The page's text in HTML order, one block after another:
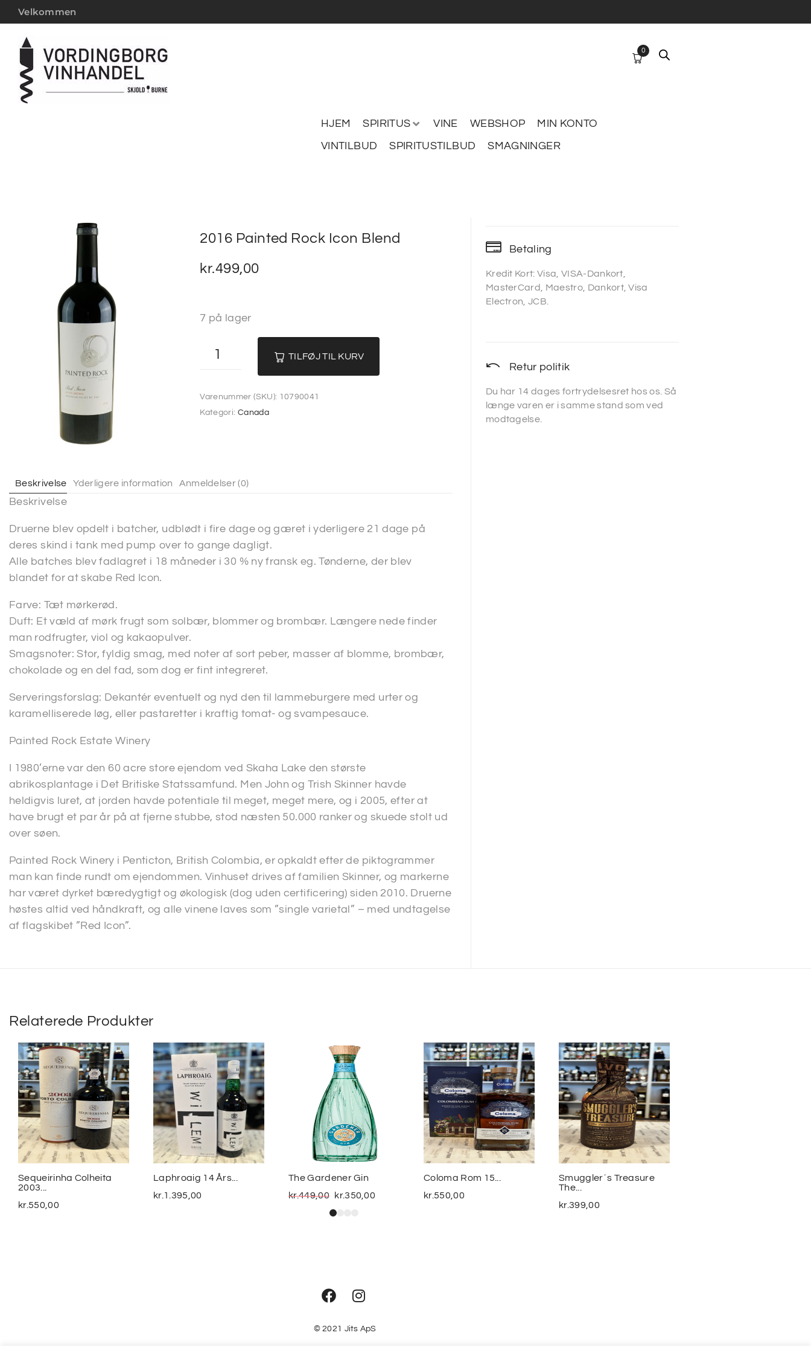
Velkommen
HJEM SPIRITUS VINE WEBSHOP
MIN KONTO
VINTILBUD
SPIRITUSTILBUD SMAGNINGER
0
2016 Painted Rock Icon Blend
kr.499,00
7 på lager
TILFØJ TIL KURV
Varenummer (SKU): 10790041
Kategori: Canada
Beskrivelse Yderligere information Anmeldelser (0)
Beskrivelse
Druerne blev opdelt i batcher, udblødt i fire dage og gæret i yderligere 21 dage på
deres skind i tank med pump over to gange dagligt.
Alle batches blev fadlagret i 18 måneder i 30 % ny fransk eg. Tønderne, der blev
blandet for at skabe Red Icon.
Farve: Tæt mørkerød.
Duft: Et væld af mørk frugt som solbær, blommer og brombær. Længere nede finder
man rodfrugter, viol og kakaopulver.
Smagsnoter: Stor, fyldig smag, med noter af sort peber, masser af blomme, brombær,
chokolade og en del fad, som dog er fint integreret.
Serveringsforslag: Dekantér eventuelt og nyd den til lammeburgere med urter og
karamelliserede løg, eller pastaretter i kraftig tomat- og svampesauce.
Painted Rock Estate Winery
I 1980’erne var den 60 acre store ejendom ved Skaha Lake den største
abrikosplantage i Det Britiske Statssamfund. Men John og Trish Skinner havde
heldigvis luret, at jorden havde potentiale til meget, meget mere, og i 2005, efter at
have brugt et par år på at fjerne stubbe, stod næsten 50.000 ranker og skuede stolt ud
over søen.
Painted Rock Winery i Penticton, British Colombia, er opkaldt efter de piktogrammer
man kan finde rundt om ejendommen. Vinhuset drives af familien Skinner, og markerne
har været dyrket bæredygtigt og økologisk (dog uden certificering) siden 2010. Druerne
høstes altid ved håndkraft, og alle vinene laves som ”single varietal” – med undtagelse
af flagskibet ”Red Icon”.
Betaling
Kredit Kort: Visa, VISA-Dankort,
MasterCard, Maestro, Dankort, Visa
Electron, JCB.
Retur politik
Du har 14 dages fortrydelsesret hos os. Så
længe varen er i samme stand som ved
modtagelse.
Relaterede Produkter
Sequeirinha Colheita
2003...
kr.550,00
Laphroaig 14 Års...
kr.1.395,00
The Gardener Gin
kr.449,00 kr.350,00
Coloma Rom 15...
kr.550,00
Smuggler´s Treasure
The...
kr.399,00
© 2021 Jits ApS